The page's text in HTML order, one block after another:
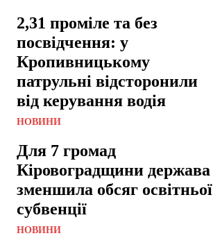
2,31 проміле та без
посвідчення: у
Кропивницькому
патрульні відсторонили
від керування водія
НОВИНИ
Для 7 громад
Кіровоградщини держава
зменшила обсяг освітньої
субвенції
НОВИНИ